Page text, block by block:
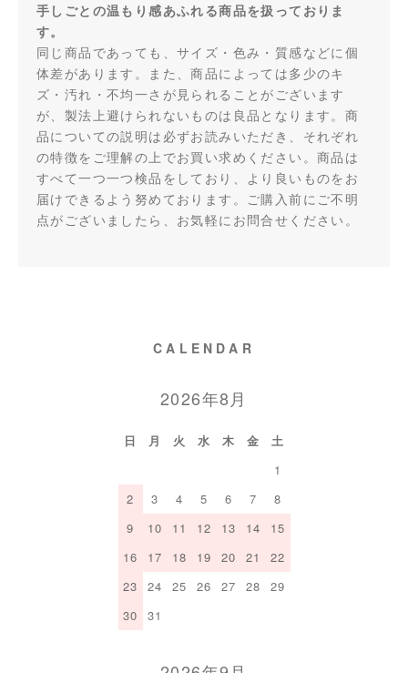
手しごとの温もり感あふれる商品を扱っておりま
す。
同じ商品であっても、サイズ・色み・質感などに個
体差があります。また、商品によっては多少のキ
ズ・汚れ・不均一さが見られることがございます
が、製法上避けられないものは良品となります。商
品についての説明は必ずお読みいただき、それぞれ
の特徴をご理解の上でお買い求めください。商品は
すべて一つ一つ検品をしており、より良いものをお
届けできるよう努めております。ご購入前にご不明
点がございましたら、お気軽にお問合せください。
CALENDAR
2026年8月
日 月 火 水 木 金
土
1
2
3 4 5 6 7
8
9
10 11 12 13 14
15
16
17 18 19 20 21
22
23
24 25 26 27 28
29
30
31